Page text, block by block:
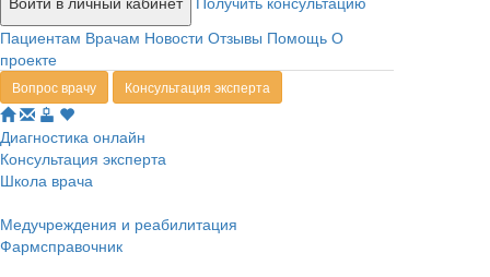
Пациентам Врачам Новости Отзывы Помощь О
проекте
Вопрос врачу Консультация эксперта
Диагностика онлайн
Консультация эксперта
Школа врача
Медучреждения и реабилитация
Фармсправочник